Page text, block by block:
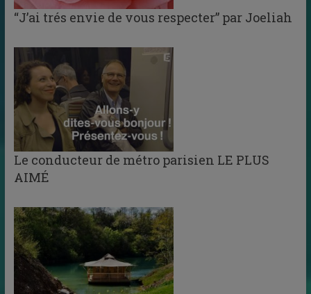
“J’ai trés envie de vous respecter” par Joeliah
Le conducteur de métro parisien LE PLUS
AIMÉ